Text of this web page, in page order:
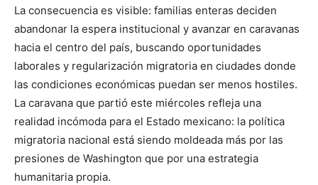
La consecuencia es visible: familias enteras deciden
abandonar la espera institucional y avanzar en caravanas
hacia el centro del país, buscando oportunidades
laborales y regularización migratoria en ciudades donde
las condiciones económicas puedan ser menos hostiles.
La caravana que partió este miércoles refleja una
realidad incómoda para el Estado mexicano: la política
migratoria nacional está siendo moldeada más por las
presiones de Washington que por una estrategia
humanitaria propia.